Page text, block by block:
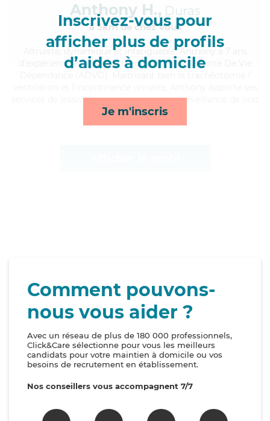
Inscrivez-vous pour
afficher plus de profils
d’aides à domicile
Je m'inscris
Anthony H., Duras
à 5km de chez Vous
, dynamique et infatiguable, Anthony a 7 ans
d'expérience et possède un diplôme d'Assistante De Vie
services de lessive/repassage, activités, surveillance de nuit
et toilette/habillage*
Comment pouvons-
nous vous aider ?
Avec un réseau de plus de 180 000 professionnels,
Click&Care sélectionne pour vous les meilleurs
candidats pour votre maintien à domicile ou vos
besoins de recrutement en établissement.
Nos conseillers vous accompagnent 7/7